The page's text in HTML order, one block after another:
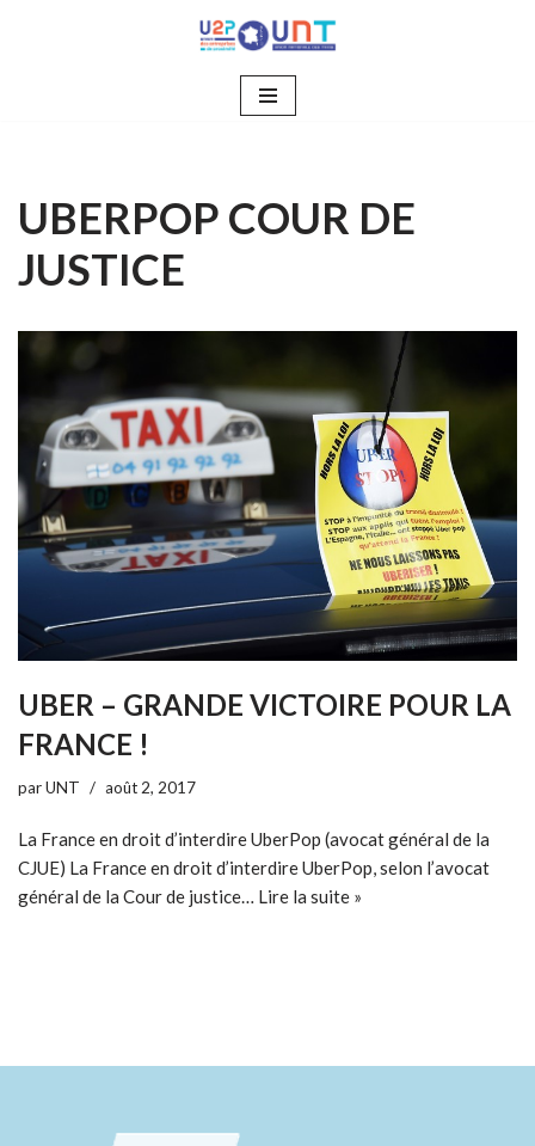
UBERPOP COUR DE
JUSTICE
UBER – GRANDE VICTOIRE POUR LA
FRANCE !
parUNT août 2, 2017
La France en droit d’interdire UberPop (avocat général de la
CJUE) La France en droit d’interdire UberPop, selon l’avocat
général de la Cour de justice… Lire la suite »